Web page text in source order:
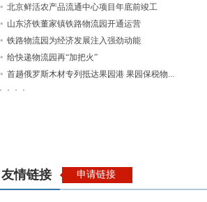
北京鲜活农产品流通中心项目年底前竣工
山东济铁董家镇铁路物流园开通运营
铁路物流园为经济发展注入强劲动能
给快递物流园再“加把火”
首趟俄罗斯木材专列抵达果园港 果园保税物...
友情链接 申请链接